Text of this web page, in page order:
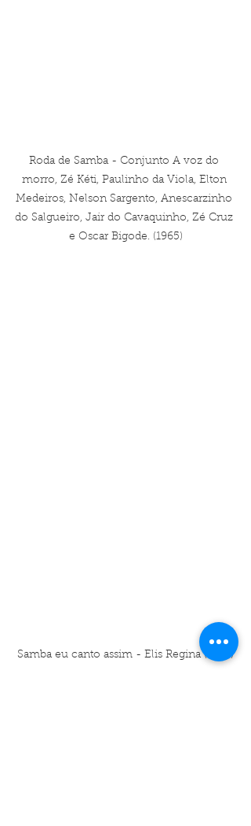
Roda de Samba - Conjunto A voz do
morro, Zé Kéti, Paulinho da Viola, Elton
Medeiros, Nelson Sargento, Anescarzinho
do Salgueiro, Jair do Cavaquinho, Zé Cruz
e Oscar Bigode. (1965)
Samba eu canto assim - Elis Regina (1965)